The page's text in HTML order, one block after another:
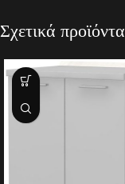
Σχετικά προϊόντα